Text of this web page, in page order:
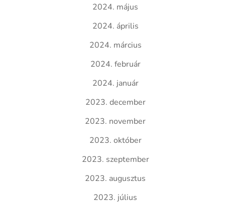
2024. május
2024. április
2024. március
2024. február
2024. január
2023. december
2023. november
2023. október
2023. szeptember
2023. augusztus
2023. július